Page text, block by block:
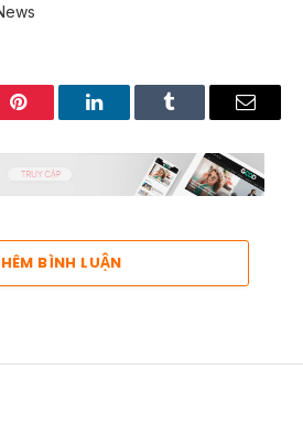
Pinterest LinkedInTumblr Email
BÌNH LUẬN